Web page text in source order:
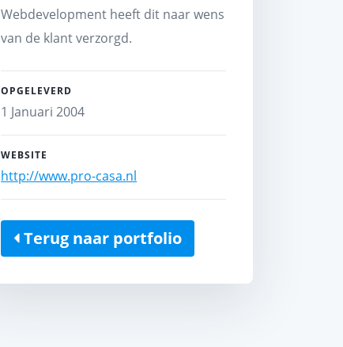
Webdevelopment heeft dit naar wens
van de klant verzorgd.
OPGELEVERD
1 Januari 2004
WEBSITE
http://www.pro-casa.nl
Terug naar portfolio